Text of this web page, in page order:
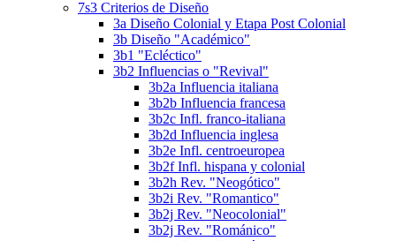
7s3 Criterios de Diseño
3a Diseño Colonial y Etapa Post Colonial
3b Diseño "Académico"
3b1 "Ecléctico"
3b2 Influencias o "Revival"
3b2a Influencia italiana
3b2b Influencia francesa
3b2c Infl. franco-italiana
3b2d Influencia inglesa
3b2e Infl. centroeuropea
3b2f Infl. hispana y colonial
3b2h Rev. "Neogótico"
3b2i Rev. "Romantico"
3b2j Rev. "Neocolonial"
3b2j Rev. "Románico"